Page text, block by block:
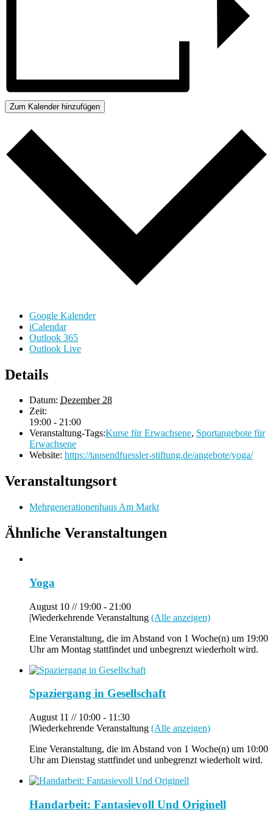
Zum Kalender hinzufügen
Google Kalender
iCalendar
Outlook 365
Outlook Live
Details
Datum: Dezember 28
Zeit:
19:00 - 21:00
Veranstaltung-Tags:Kurse für Erwachsene, Sportangebote für
Erwachsene
Website: https://tausendfuessler-stiftung.de/angebote/yoga/
Veranstaltungsort
Mehrgenerationenhaus Am Markt
Ähnliche Veranstaltungen
Yoga
August 10 // 19:00 - 21:00
|Wiederkehrende Veranstaltung (Alle anzeigen)
Eine Veranstaltung, die im Abstand von 1 Woche(n) um 19:00
Uhr am Montag stattfindet und unbegrenzt wiederholt wird.
Spaziergang in Gesellschaft
August 11 // 10:00 - 11:30
|Wiederkehrende Veranstaltung (Alle anzeigen)
Eine Veranstaltung, die im Abstand von 1 Woche(n) um 10:00
Uhr am Dienstag stattfindet und unbegrenzt wiederholt wird.
Handarbeit: Fantasievoll Und Originell